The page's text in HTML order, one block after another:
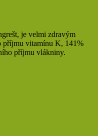
je velmi zdravým
příjmu vitamínu K, 141%
příjmu vlákniny.